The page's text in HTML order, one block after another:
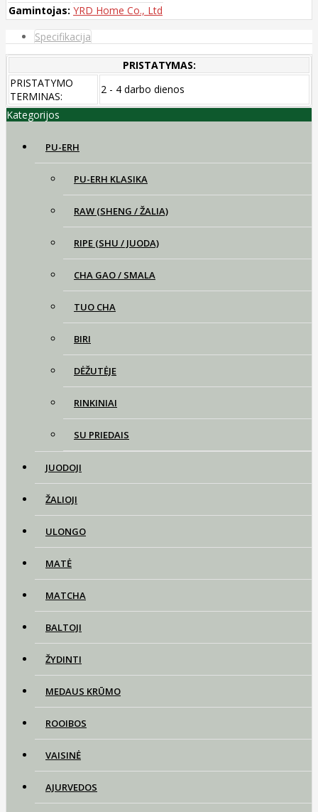
Gamintojas: YRD Home Co., Ltd
Specifikacija
PRISTATYMAS:
PRISTATYMO
TERMINAS:
2 - 4 darbo dienos
Kategorijos
PU-ERH
PU-ERH KLASIKA
RAW (SHENG / ŽALIA)
RIPE (SHU / JUODA)
CHA GAO / SMALA
TUO CHA
BIRI
DĖŽUTĖJE
RINKINIAI
SU PRIEDAIS
JUODOJI
ŽALIOJI
ULONGO
MATĖ
MATCHA
BALTOJI
ŽYDINTI
MEDAUS KRŪMO
ROOIBOS
VAISINĖ
AJURVEDOS